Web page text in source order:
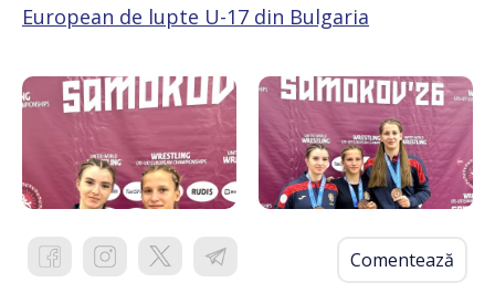
European de lupte U-17 din Bulgaria
Comentează